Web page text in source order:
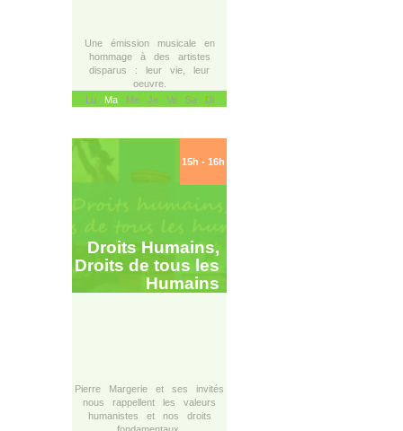
Une émission musicale en
hommage à des artistes
disparus : leur vie, leur
oeuvre.
Lu
MaMe Je Ve Sa Di
15h - 16h
Droits Humains,
Droits de tous les
Humains
Pierre Margerie et ses invités
nous rappellent les valeurs
humanistes et nos droits